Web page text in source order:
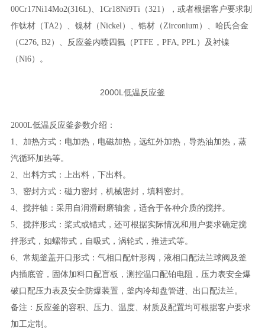
00Cr17Ni14Mo2(316L)、1Cr18Ni9Ti（321），或者根据客户要求制
作钛材（TA2）、镍材（Nickel）、锆材（Zirconium）、哈氏合金
（C276, B2）、反应釜内喷四氟（PTFE，PFA, PPL）及衬镍
（Ni6）。
2000L低温反应釜
2000L低温反应釜参数介绍：
1、加热方式：电加热，电磁加热，远红外加热，导热油加热，蒸
汽循环加热等。
2、出料方式：上出料，下出料。
3、密封方式：磁力密封，机械密封，填料密封。
4、搅拌轴：采用自润滑耐磨轴套，适合于各种介质的搅拌。
5、搅拌形式：桨式或锚式，还可根据实际情况和用户要求确定搅
拌形式，如螺带式，自吸式，涡轮式，推进式等。
6、常规釜盖开口形式：气相口配针形阀，液相口配法兰球阀及釜
内插底管，固体加料口配盲板，测控温口配铂电阻，压力表安全爆
破口配压力表及安全防爆装置，釜内冷却盘管进、出口配法兰。
备注：反应釜的容积、压力、温度、材质及配置均可根据客户要求
加工定制。